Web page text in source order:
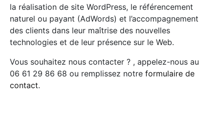
la réalisation de site WordPress, le référencement
naturel ou payant (AdWords) et l’accompagnement
des clients dans leur maîtrise des nouvelles
technologies et de leur présence sur le Web.
Vous souhaitez nous contacter ? , appelez-nous au
06 61 29 86 68 ou remplissez notre formulaire de
contact.